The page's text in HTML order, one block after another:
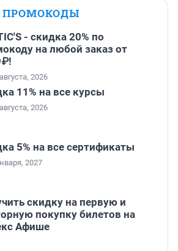
ПРОМОКОДЫ
- скидка 20% по
на любой заказ от
2026
11% на все курсы
2026
5% на все сертификаты
2027
скидку на первую и
покупку билетов на
Афише